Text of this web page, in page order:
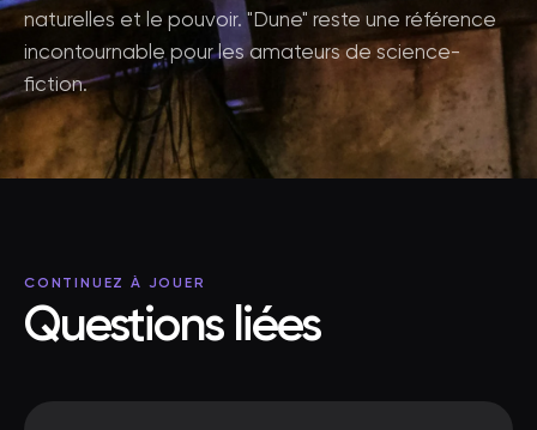
naturelles et le pouvoir. "Dune" reste une référence
incontournable pour les amateurs de science-
fiction.
CONTINUEZ À JOUER
Questions liées